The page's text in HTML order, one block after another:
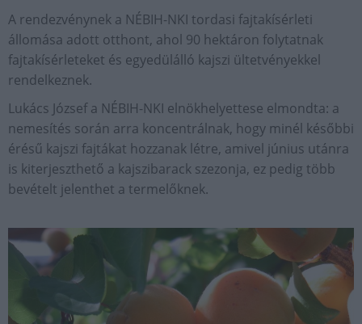
A rendezvénynek a NÉBIH-NKI tordasi fajtakísérleti
állomása adott otthont, ahol 90 hektáron folytatnak
fajtakísérleteket és egyedülálló kajszi ültetvényekkel
rendelkeznek.
Lukács József a NÉBIH-NKI elnökhelyettese elmondta: a
nemesítés során arra koncentrálnak, hogy minél későbbi
érésű kajszi fajtákat hozzanak létre, amivel június utánra
is kiterjeszthető a kajszibarack szezonja, ez pedig több
bevételt jelenthet a termelőknek.